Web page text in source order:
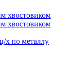
хвостовиком
хвостовиком
х по металлу